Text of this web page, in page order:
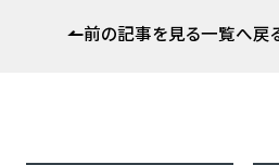
前の記事を見る一覧へ戻